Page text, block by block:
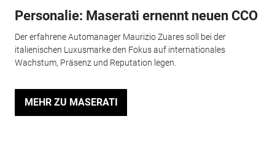
Personalie: Maserati ernennt neuen CCO
Der erfahrene Automanager Maurizio Zuares soll bei der
italienischen Luxusmarke den Fokus auf internationales
Wachstum, Präsenz und Reputation legen.
MEHR ZU MASERATI